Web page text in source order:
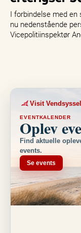
I forbindelse med
nu nedenstående
Vicepolitiinspektør
Visit Vendsyssel
EVENTKALENDER
Oplev
Find aktuelle
events.
Se events